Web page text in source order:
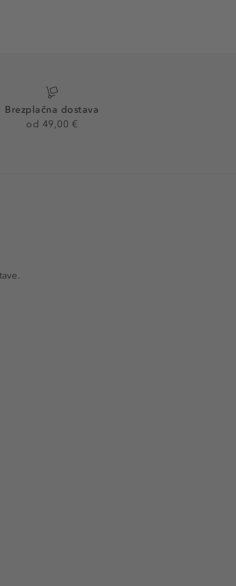
Brezplačna dostava
od 49,00 €